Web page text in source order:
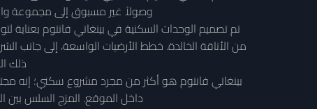
وصولاً غير مسبوق إلى مجموعة
تم تصميم الوحدات السكنية في بينغاتي فانتوم
من الأناقة الخالدة. خطط الأرضيات الواسعة، إلى جانب
ذلك
بينغاتي فانتوم هو أكثر من مجرد مشروع سكني؛ إنه
داخل الموقع. المزج السلس بين